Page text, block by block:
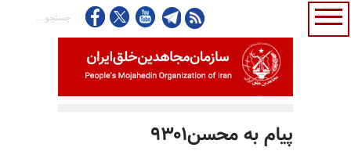
پیام به محسن۹۳۰۱